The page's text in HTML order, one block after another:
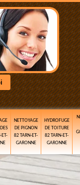
ET-
NETTOYAGE
DE PIGNON
82 TARN-ET-
GARONNE
HYDROFUGE
DE TOITURE
82 TARN-ET-
GARONNE